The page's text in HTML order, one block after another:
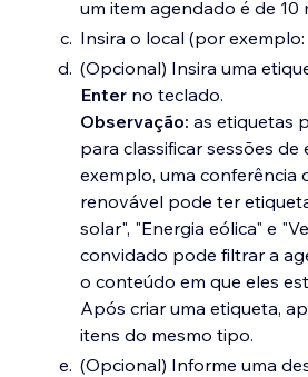
um item agendado é de 10
Insira o local (por
(Opcional) Insira uma
Enter no teclado.
Observação: as etiquetas
para classificar sessões de
exemplo, uma conferência
renovável pode ter
solar", "Energia eólica" e
convidado pode filtrar a
o conteúdo em que eles
Após criar uma etiqueta,
itens do mesmo tipo.
(Opcional) Informe uma